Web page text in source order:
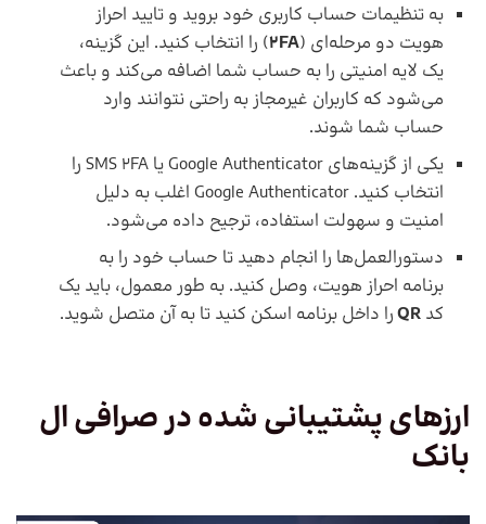
به تنظیمات حساب کاربری خود بروید و تایید احراز
هویت دو مرحله‌ای (2FA) را انتخاب کنید. این گزینه،
یک لایه امنیتی را به حساب شما اضافه می‌کند و باعث
می‌شود که کاربران غیرمجاز به راحتی نتوانند وارد
حساب شما شوند.
یکی از گزینه‌های Google Authenticator یا SMS 2FA را
انتخاب کنید. Google Authenticator اغلب به دلیل
امنیت و سهولت استفاده، ترجیح داده می‌شود.
دستورالعمل‌ها را انجام دهید تا حساب خود را به
برنامه احراز هویت، وصل کنید. به طور معمول، باید یک
کد QRرا داخل برنامه اسکن کنید تا به آن متصل شوید.
ارزهای پشتیبانی شده در صرافی ال
بانک